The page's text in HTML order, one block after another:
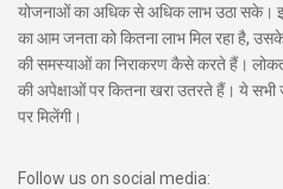
योजनाओं का अधिक से अधिक लाभ उठा सके।
का आम जनता को कितना लाभ मिल रहा है,
की समस्याओं का निराकरण कैसे करते हैं।
की अपेक्षाओं पर कितना खरा उतरते हैं। ये
पर मिलेंगी।
Follow us on social media: